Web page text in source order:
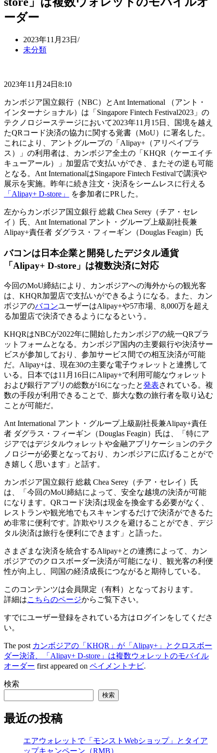
ーダー
2023年11月23日
未分類
2023年11月24日8:10
カンボジア国立銀行（NBC）とAnt International （アント・
インターナショナル）は「Singapore Fintech Festival2023」の
テクノロジーステージにおいて2023年11月15日、国境を越え
たQRコード決済の協力に関する覚書（MoU）に署名した。
これにより、アントグループの「Alipay+（アリペイプラ
ス）」の利用者は、カンボジア全土の「KHQR（ケーエイチ
キューアール）」加盟店で支払いができ、またその逆も可能
となる。Ant InternationalはSingapore Fintech Festivalで講演や
展示を実施。昨年に続き注文・決済をシームレスに行える
「Alipay+ D-store」
を参加者にPRした。
左からカンボジア国立銀行 総裁 Chea Serey（チア・セレ
イ）氏、Ant International アント・グループ上級副社長兼
Alipay+責任者 ダグラス・フィーギン（Douglas Feagin）氏
バコンは日本企業と開発したデジタル通貨
「Alipay+ D-store」は複数決済に対応
今回のMoU締結により、カンボジアへの海外からの観光客
は、KHQR加盟店で支払いができるようになる。また、カン
ボジアのバコンユーザーはAlipay+や57市場、8,000万を超え
る加盟店で決済できるようになるという。
KHQRはNBCが2022年に開始したカンボジアの統一QRプラ
ットフォームとなる。カンボジア国内の主要銀行や決済サー
ビスが参加しており、参加サービス間での相互決済が可能
だ。Alipay+は、現在30の主要な電子ウォレットと連携して
いる。日本では11月16日にAlipay+で利用可能なウォレット
および銀行アプリの総数が16になったと発表されている。複
数の手段が利用できることで、膨大な数の旅行者を取り込む
ことが可能だ。
Ant International アント・グループ上級副社長兼Alipay+責任
者 ダグラス・フィーギン（Douglas Feagin）氏は、「特にア
ジアではデジタルウォレットや金融アプリケーションのテク
ノロジーが必要となっており、カンボジアに広げることがで
き嬉しく思います」と話す。
カンボジア国立銀行 総裁 Chea Serey（チア・セレイ）氏
は、「今回のMoU締結によって、安全な越境の決済が可能
になります。QRコード決済は現金を換金する必要がなく、
レストランや観光地でもスキャンするだけで決済ができるた
め非常に便利です。詐欺やリスクを避けることができ、デジ
タル決済は旅行を便利にできます」と語った。
さまざまな決済を統合するAlipay+との連携によって、カン
ボジアでのクロスボーダー決済が可能になり、観光客の利便
性が向上し、同国の経済成長につながると期待している。
このコンテンツは会員限定（有料）となっております。
詳細はこちらのページからご覧下さい。
すでにユーザー登録をされている方は ログインをしてくださ
い。
The post カンボジアの「KHQR」が「Alipay+」とクロスボー
ダー決済、「Alipay+ D-store」は複数ウォレットのモバイル
オーダー first appeared on ペイメントナビ.
検索
検索
最近の投稿
エアウォレットで「モンストWebショップ」とタイア
ップキャンペーン（RMB）